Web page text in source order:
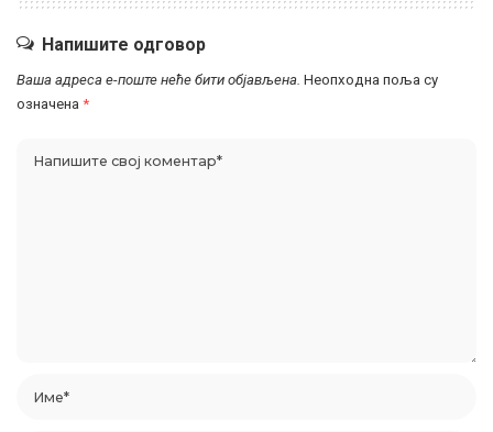
Напишите одговор
Ваша адреса е-поште неће бити објављена. Неопходна поља су
означена *